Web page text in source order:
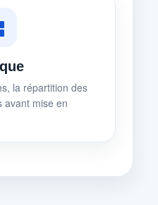
la répartition des
avant mise en